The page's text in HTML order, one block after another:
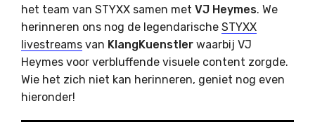
het team van STYXX samen met VJ Heymes. We
herinneren ons nog de legendarische STYXX
livestreams van KlangKuenstler waarbij VJ
Heymes voor verbluffende visuele content zorgde.
Wie het zich niet kan herinneren, geniet nog even
hieronder!